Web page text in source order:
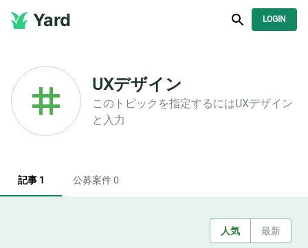
Yard LOGIN
UXデザイン
このトピックを指定するにはUXデザイン
と入力
記事 1 公募案件 0
人気 最新